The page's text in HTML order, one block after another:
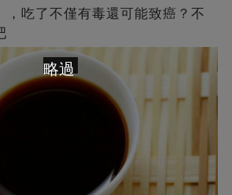
，吃了不僅有毒還可能致癌？不
略過